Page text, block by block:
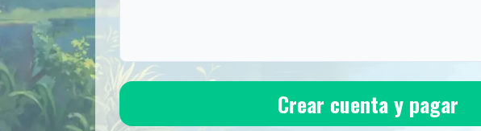
Crear cuenta y pagar